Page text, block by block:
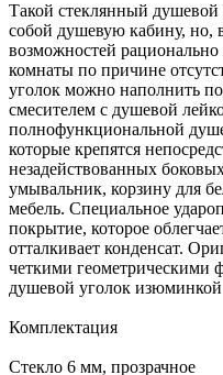
Такой стеклянный душевой
собой душевую кабину, но,
возможностей
комнаты по причине
уголок можно наполнить
смесителем с душевой
полнофункциональной
которые крепятся
незадействованных
умывальник, корзину для
мебель. Специальное
покрытие, которое
отталкивает конденсат.
четкими геометрическими
душевой уголок
Комплектация
Стекло 6 мм, прозрачное